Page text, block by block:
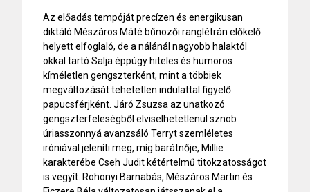
Az előadás tempóját precízen és energikusan
diktáló Mészáros Máté bűnözői ranglétrán előkelő
helyett elfoglaló, de a nálánál nagyobb halaktól
okkal tartó Salja éppúgy hiteles és humoros
kíméletlen gengszterként, mint a többiek
megváltozását tehetetlen indulattal figyelő
papucsférjként. Járó Zsuzsa az unatkozó
gengszterfeleségből elviselhetetlenül sznob
úriasszonnyá avanzsáló Terryt szemléletes
iróniával jeleníti meg, míg barátnője, Millie
karakterébe Cseh Judit kétértelmű titokzatosságot
is vegyít. Rohonyi Barnabás, Mészáros Martin és